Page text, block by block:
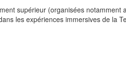
supérieur (organisées
les expériences immersives de la